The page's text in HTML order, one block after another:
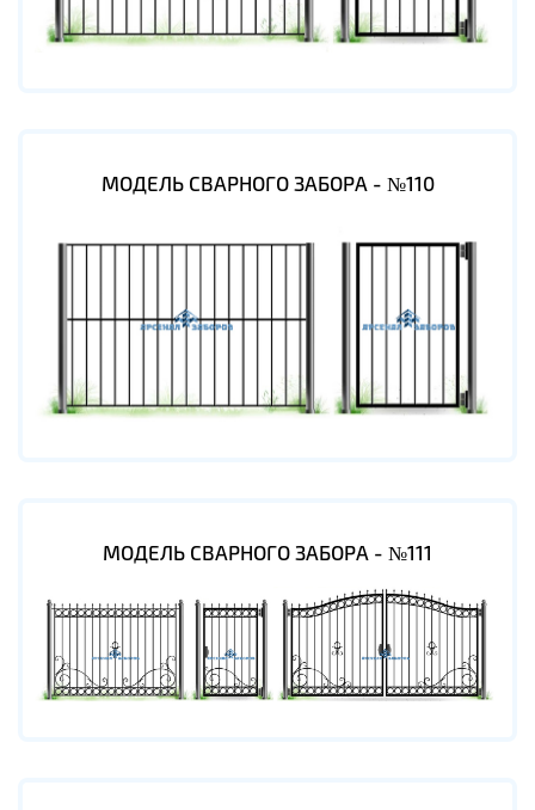
МОДЕЛЬ СВАРНОГО ЗАБОРА - №110
МОДЕЛЬ СВАРНОГО ЗАБОРА - №111